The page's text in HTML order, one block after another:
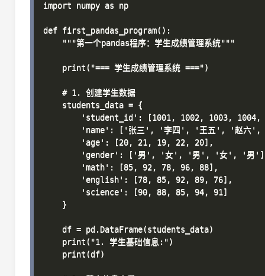
import numpy as np
def first_pandas_program():
    """第一个pandas程序：学生成绩管理系统"""
    print("=== 学生成绩管理系统 ===")
    # 1. 创建学生数据
    students_data = {
'student_id': [1001, 1002, 1003, 1004,
'name': ['张三', '李四', '王五', '赵六',
        'age': [20, 21, 19, 22, 20],
'gender': ['男', '女', '男', '女', '男
        'math': [85, 92, 78, 96, 88],
        'english': [78, 85, 92, 89, 76],
        'science': [90, 88, 85, 94, 91]
    }
    df = pd.DataFrame(students_data)
    print("1. 学生基础信息:")
    print(df)